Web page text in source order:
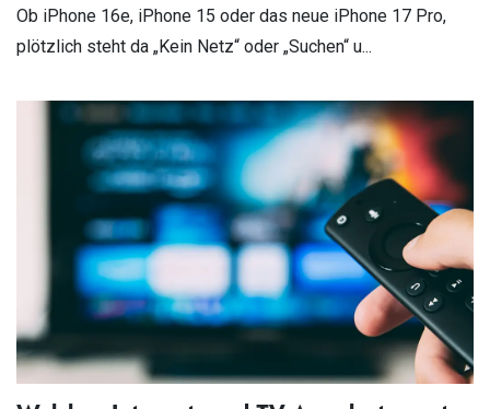
Ob iPhone 16e, iPhone 15 oder das neue iPhone 17 Pro,
plötzlich steht da „Kein Netz“ oder „Suchen“ u...